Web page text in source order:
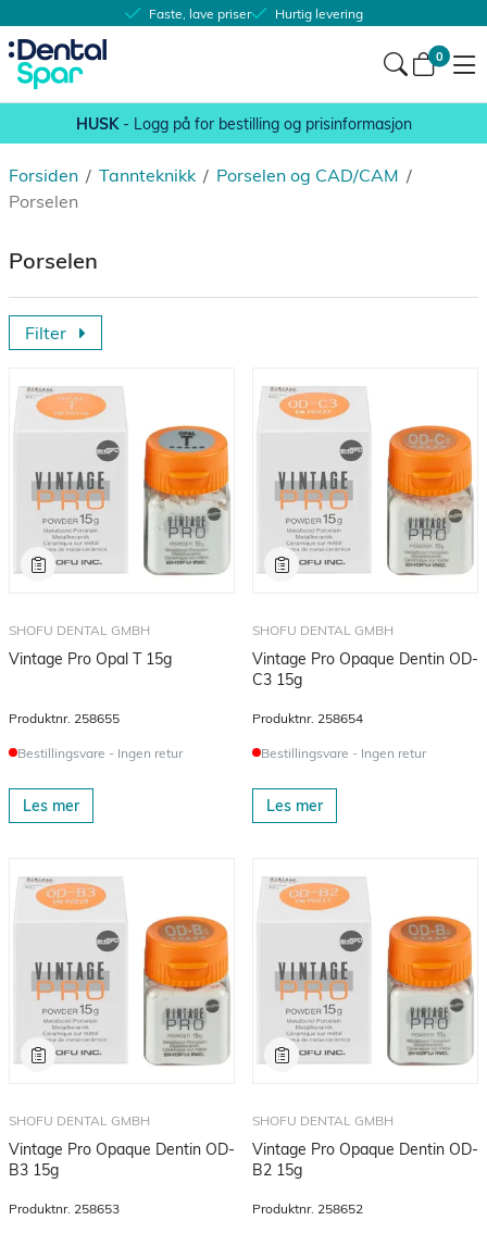
Faste, lave priser Hurtig levering
0
HUSK- Logg på for bestilling og prisinformasjon
/
Forsiden /
Tannteknikk /
Porselen og CAD/CAM
Porselen
Porselen
Filter
SHOFU DENTAL GMBH
Vintage Pro Opal T 15g
Produktnr. 258655
Bestillingsvare - Ingen retur
Les mer
SHOFU DENTAL GMBH
Vintage Pro Opaque Dentin OD-
C3 15g
Produktnr. 258654
Bestillingsvare - Ingen retur
Les mer
SHOFU DENTAL GMBH
Vintage Pro Opaque Dentin OD-
B3 15g
Produktnr. 258653
SHOFU DENTAL GMBH
Vintage Pro Opaque Dentin OD-
B2 15g
Produktnr. 258652